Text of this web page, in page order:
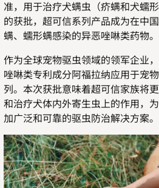
准，用于治疗犬螨虫（疥螨和犬蠕
的获批，超可信系列产品成为在中
螨、蠕形螨感染的异恶唑啉类药物。
作为全球宠物驱虫领域的领军企业
唑啉类专利成分阿福拉纳应用于宠
列。本次获批意味着超可信家族将
和治疗犬体内外寄生虫上的作用，
加广泛和可靠的驱虫防治解决方案。